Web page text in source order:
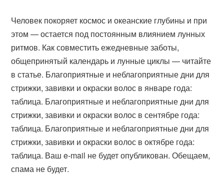
Человек покоряет космос и океанские глубины и при
этом — остается под постоянным влиянием лунных
ритмов. Как совместить ежедневные заботы,
общепринятый календарь и лунные циклы — читайте
в статье. Благоприятные и неблагоприятные дни для
стрижки, завивки и окраски волос в январе года:
таблица. Благоприятные и неблагоприятные дни для
стрижки, завивки и окраски волос в сентябре года:
таблица. Благоприятные и неблагоприятные дни для
стрижки, завивки и окраски волос в октябре года:
таблица. Ваш e-mail не будет опубликован. Обещаем,
спама не будет.